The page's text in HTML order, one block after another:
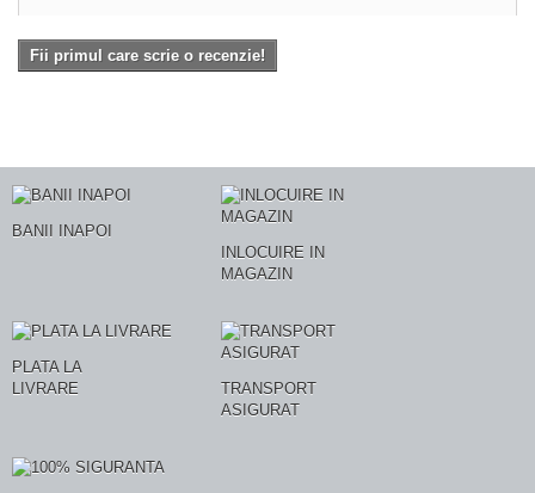
Fii primul care scrie o recenzie!
BANII INAPOI
INLOCUIRE IN
MAGAZIN
PLATA LA
LIVRARE
TRANSPORT
ASIGURAT